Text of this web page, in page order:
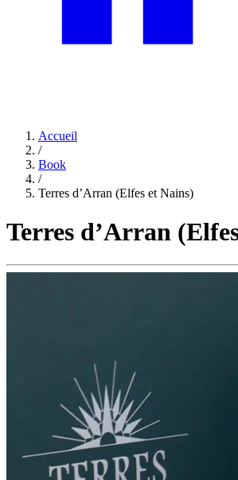
Accueil
/
Book
/
Terres d’Arran (Elfes et Nains)
Terres d’Arran